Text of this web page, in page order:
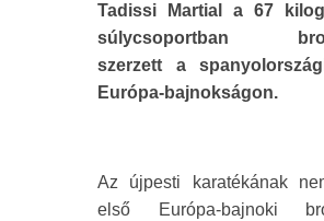
Tadissi Martial a 67
súlycsoportban
szerzett a
Európa-bajnokságon.
Az újpesti karatékának
első Európa-bajnoki